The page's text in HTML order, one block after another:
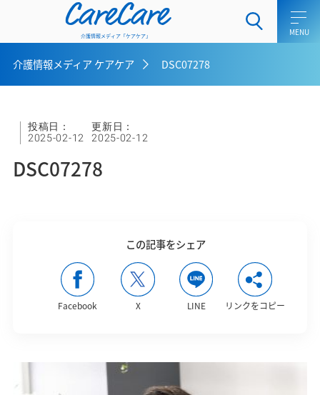
CareCare
介護情報メディア「ケアケア」
ホーム
介護士向けコラム
介護メディア ケアケアとは
お問い合わせ
介護情報メディア ケアケア DSC07278
投稿日：
2025-02-12
更新日：
2025-02-12
DSC07278
この記事をシェア
Facebook X LINE リンクをコピー